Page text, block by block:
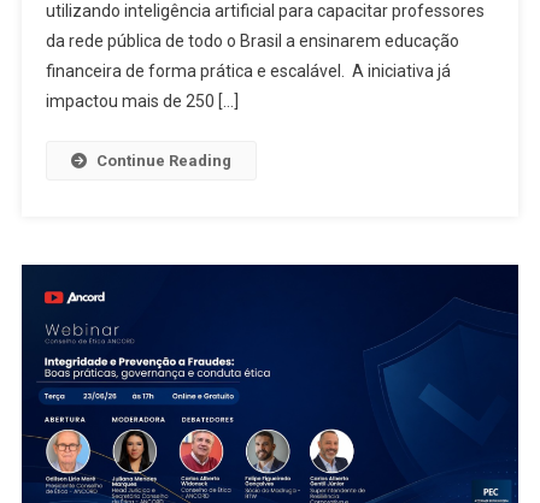
utilizando inteligência artificial para capacitar professores
da rede pública de todo o Brasil a ensinarem educação
financeira de forma prática e escalável. A iniciativa já
impactou mais de 250 […]
Continue Reading